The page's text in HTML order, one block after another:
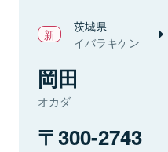
茨城県
イバラキケン
岡田
オカダ
300-2743